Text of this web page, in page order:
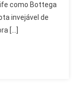
como Bottega
invejável de
[…]